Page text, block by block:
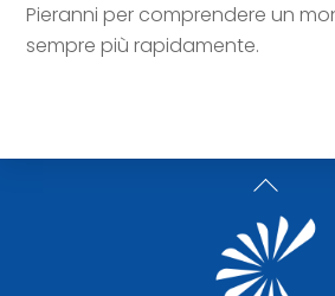
Pieranni per comprendere un
sempre più rapidamente.
Back
To
Top